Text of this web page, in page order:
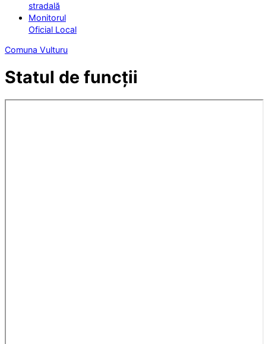
stradală
Monitorul
Oficial Local
Comuna Vulturu
Statul de funcții